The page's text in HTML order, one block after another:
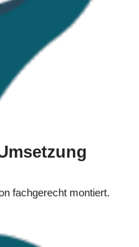
fachgerecht montiert.